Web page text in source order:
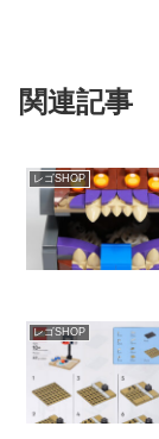
関連記事
レゴSHOP
レゴSHOP